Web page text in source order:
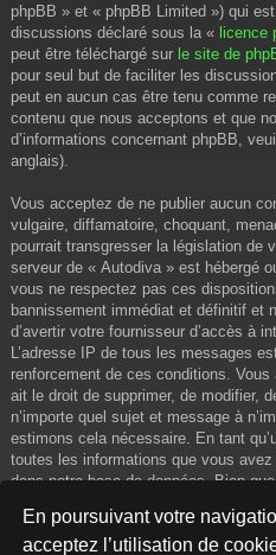
En poursuivant votre
acceptez l’utilisation de
phpBB » et « phpBB Limited ») qui
discussions déclaré sous la « licence
peut être téléchargé sur le site de
pour seul but de faciliter les
peut en aucun cas être tenu comme
contenu que nous acceptons et que
d’informations concernant phpBB,
anglais).
Vous acceptez de ne publier aucun
vulgaire, diffamatoire, choquant,
pourrait transgresser la législation de
serveur de « Autodiva » est hébergé
vous ne respectez pas ces
bannissement immédiat et définitif et
d’avertir votre fournisseur d’accès à
L’adresse IP de tous les messages
renforcement de ces conditions.
ait le droit de supprimer, de modifier,
n’importe quel sujet et message à
estimons cela nécessaire. En tant
toutes les informations que vous
dans notre base de données. Bien
diffusées à une tierce partie sans
phpBB, ne pourront être tenus
de piratage informatique visant à